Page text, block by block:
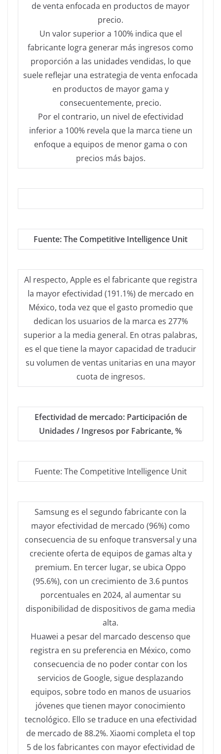
de venta enfocada en productos de mayor
precio.
Un valor superior a 100% indica que el
fabricante logra generar más ingresos como
proporción a las unidades vendidas, lo que
suele reflejar una estrategia de venta enfocada
en productos de mayor gama y
consecuentemente, precio.
Por el contrario, un nivel de efectividad
inferior a 100% revela que la marca tiene un
enfoque a equipos de menor gama o con
precios más bajos.
Fuente: The Competitive Intelligence Unit
Al respecto, Apple es el fabricante que registra
la mayor efectividad (191.1%) de mercado en
México, toda vez que el gasto promedio que
dedican los usuarios de la marca es 277%
superior a la media general. En otras palabras,
es el que tiene la mayor capacidad de traducir
su volumen de ventas unitarias en una mayor
cuota de ingresos.
Efectividad de mercado: Participación de
Unidades / Ingresos por Fabricante, %
Fuente: The Competitive Intelligence Unit
Samsung es el segundo fabricante con la
mayor efectividad de mercado (96%) como
consecuencia de su enfoque transversal y una
creciente oferta de equipos de gamas alta y
premium. En tercer lugar, se ubica Oppo
(95.6%), con un crecimiento de 3.6 puntos
porcentuales en 2024, al aumentar su
disponibilidad de dispositivos de gama media
alta.
Huawei a pesar del marcado descenso que
registra en su preferencia en México, como
consecuencia de no poder contar con los
servicios de Google, sigue desplazando
equipos, sobre todo en manos de usuarios
jóvenes que tienen mayor conocimiento
tecnológico. Ello se traduce en una efectividad
de mercado de 88.2%. Xiaomi completa el top
5 de los fabricantes con mayor efectividad de